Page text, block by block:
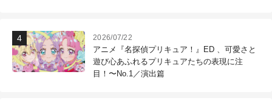
2026/07/22
アニメ『名探偵プリキュア！』ED 、可愛さと
遊び心あふれるプリキュアたちの表現に注
目！〜No.1／演出篇